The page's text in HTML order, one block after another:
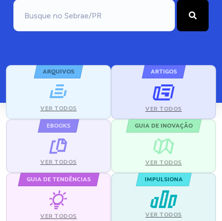
ARQUIVOS
VER TODOS
ARTIGOS
VER TODOS
EBOOKS
VER TODOS
GUIA DE INOVAÇÃO
VER TODOS
GUIA DE TENDÊNCIAS
VER TODOS
IMPULSIONA
VER TODOS